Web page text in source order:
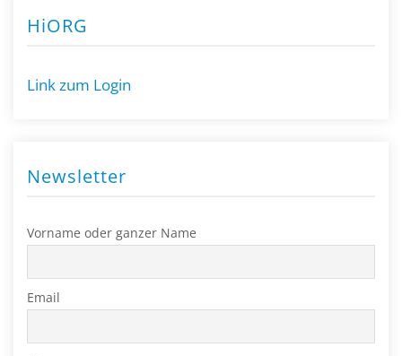
HiORG
Link zum Login
Newsletter
Vorname oder ganzer Name
Email